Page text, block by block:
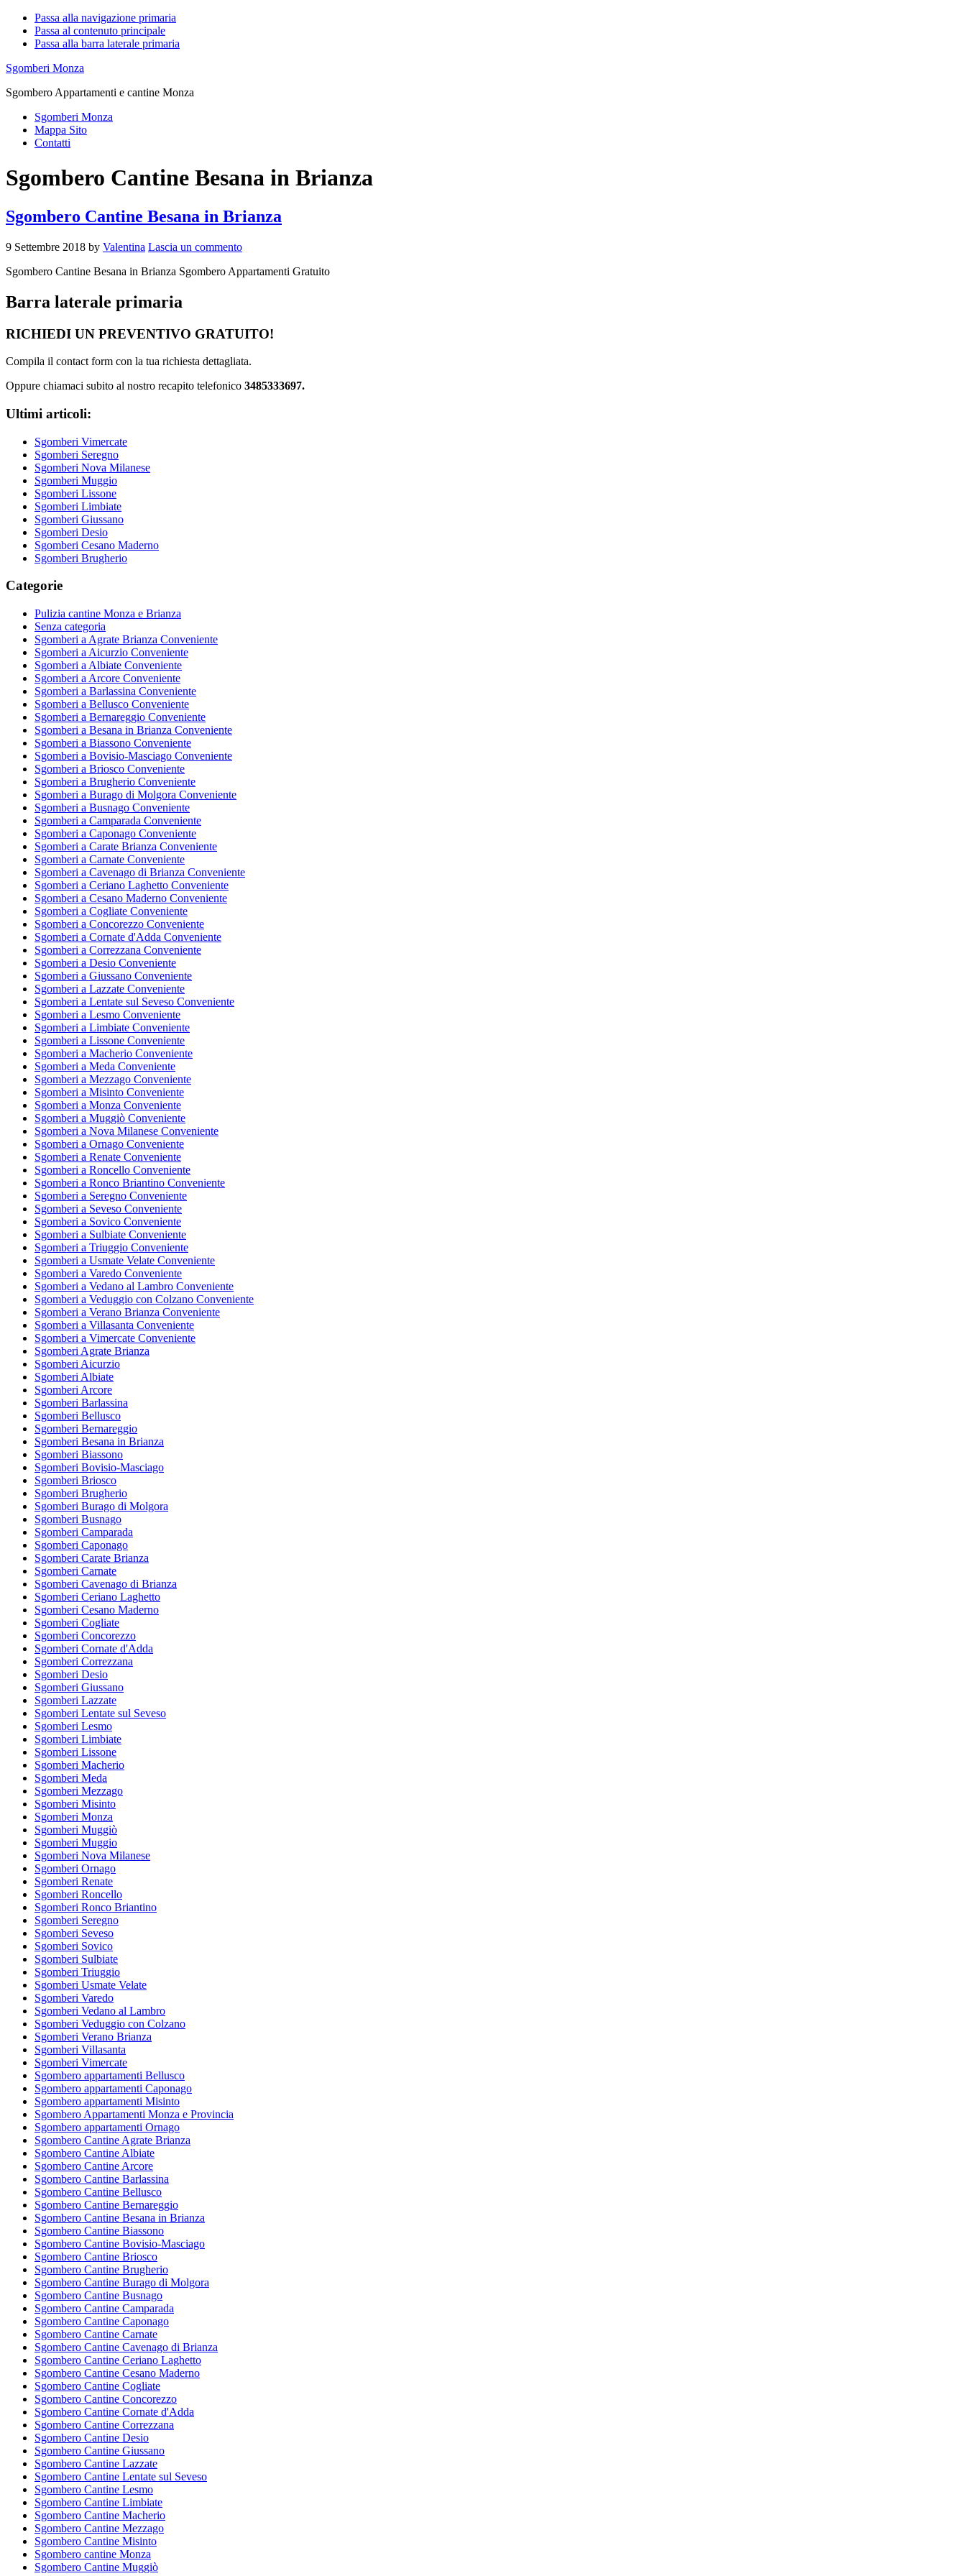
Passa alla navigazione primaria
Passa al contenuto principale
Passa alla barra laterale primaria
Sgomberi Monza
Sgombero Appartamenti e cantine Monza
Sgomberi Monza
Mappa Sito
Contatti
Sgombero Cantine Besana in Brianza
Sgombero Cantine Besana in Brianza
9 Settembre 2018 by Valentina Lascia un commento
Sgombero Cantine Besana in Brianza Sgombero Appartamenti Gratuito
Barra laterale primaria
RICHIEDI UN PREVENTIVO GRATUITO!
Compila il contact form con la tua richiesta dettagliata.
Oppure chiamaci subito al nostro recapito telefonico 3485333697.
Ultimi articoli:
Sgomberi Vimercate
Sgomberi Seregno
Sgomberi Nova Milanese
Sgomberi Muggio
Sgomberi Lissone
Sgomberi Limbiate
Sgomberi Giussano
Sgomberi Desio
Sgomberi Cesano Maderno
Sgomberi Brugherio
Categorie
Pulizia cantine Monza e Brianza
Senza categoria
Sgomberi a Agrate Brianza Conveniente
Sgomberi a Aicurzio Conveniente
Sgomberi a Albiate Conveniente
Sgomberi a Arcore Conveniente
Sgomberi a Barlassina Conveniente
Sgomberi a Bellusco Conveniente
Sgomberi a Bernareggio Conveniente
Sgomberi a Besana in Brianza Conveniente
Sgomberi a Biassono Conveniente
Sgomberi a Bovisio-Masciago Conveniente
Sgomberi a Briosco Conveniente
Sgomberi a Brugherio Conveniente
Sgomberi a Burago di Molgora Conveniente
Sgomberi a Busnago Conveniente
Sgomberi a Camparada Conveniente
Sgomberi a Caponago Conveniente
Sgomberi a Carate Brianza Conveniente
Sgomberi a Carnate Conveniente
Sgomberi a Cavenago di Brianza Conveniente
Sgomberi a Ceriano Laghetto Conveniente
Sgomberi a Cesano Maderno Conveniente
Sgomberi a Cogliate Conveniente
Sgomberi a Concorezzo Conveniente
Sgomberi a Cornate d'Adda Conveniente
Sgomberi a Correzzana Conveniente
Sgomberi a Desio Conveniente
Sgomberi a Giussano Conveniente
Sgomberi a Lazzate Conveniente
Sgomberi a Lentate sul Seveso Conveniente
Sgomberi a Lesmo Conveniente
Sgomberi a Limbiate Conveniente
Sgomberi a Lissone Conveniente
Sgomberi a Macherio Conveniente
Sgomberi a Meda Conveniente
Sgomberi a Mezzago Conveniente
Sgomberi a Misinto Conveniente
Sgomberi a Monza Conveniente
Sgomberi a Muggiò Conveniente
Sgomberi a Nova Milanese Conveniente
Sgomberi a Ornago Conveniente
Sgomberi a Renate Conveniente
Sgomberi a Roncello Conveniente
Sgomberi a Ronco Briantino Conveniente
Sgomberi a Seregno Conveniente
Sgomberi a Seveso Conveniente
Sgomberi a Sovico Conveniente
Sgomberi a Sulbiate Conveniente
Sgomberi a Triuggio Conveniente
Sgomberi a Usmate Velate Conveniente
Sgomberi a Varedo Conveniente
Sgomberi a Vedano al Lambro Conveniente
Sgomberi a Veduggio con Colzano Conveniente
Sgomberi a Verano Brianza Conveniente
Sgomberi a Villasanta Conveniente
Sgomberi a Vimercate Conveniente
Sgomberi Agrate Brianza
Sgomberi Aicurzio
Sgomberi Albiate
Sgomberi Arcore
Sgomberi Barlassina
Sgomberi Bellusco
Sgomberi Bernareggio
Sgomberi Besana in Brianza
Sgomberi Biassono
Sgomberi Bovisio-Masciago
Sgomberi Briosco
Sgomberi Brugherio
Sgomberi Burago di Molgora
Sgomberi Busnago
Sgomberi Camparada
Sgomberi Caponago
Sgomberi Carate Brianza
Sgomberi Carnate
Sgomberi Cavenago di Brianza
Sgomberi Ceriano Laghetto
Sgomberi Cesano Maderno
Sgomberi Cogliate
Sgomberi Concorezzo
Sgomberi Cornate d'Adda
Sgomberi Correzzana
Sgomberi Desio
Sgomberi Giussano
Sgomberi Lazzate
Sgomberi Lentate sul Seveso
Sgomberi Lesmo
Sgomberi Limbiate
Sgomberi Lissone
Sgomberi Macherio
Sgomberi Meda
Sgomberi Mezzago
Sgomberi Misinto
Sgomberi Monza
Sgomberi Muggiò
Sgomberi Muggio
Sgomberi Nova Milanese
Sgomberi Ornago
Sgomberi Renate
Sgomberi Roncello
Sgomberi Ronco Briantino
Sgomberi Seregno
Sgomberi Seveso
Sgomberi Sovico
Sgomberi Sulbiate
Sgomberi Triuggio
Sgomberi Usmate Velate
Sgomberi Varedo
Sgomberi Vedano al Lambro
Sgomberi Veduggio con Colzano
Sgomberi Verano Brianza
Sgomberi Villasanta
Sgomberi Vimercate
Sgombero appartamenti Bellusco
Sgombero appartamenti Caponago
Sgombero appartamenti Misinto
Sgombero Appartamenti Monza e Provincia
Sgombero appartamenti Ornago
Sgombero Cantine Agrate Brianza
Sgombero Cantine Albiate
Sgombero Cantine Arcore
Sgombero Cantine Barlassina
Sgombero Cantine Bellusco
Sgombero Cantine Bernareggio
Sgombero Cantine Besana in Brianza
Sgombero Cantine Biassono
Sgombero Cantine Bovisio-Masciago
Sgombero Cantine Briosco
Sgombero Cantine Brugherio
Sgombero Cantine Burago di Molgora
Sgombero Cantine Busnago
Sgombero Cantine Camparada
Sgombero Cantine Caponago
Sgombero Cantine Carnate
Sgombero Cantine Cavenago di Brianza
Sgombero Cantine Ceriano Laghetto
Sgombero Cantine Cesano Maderno
Sgombero Cantine Cogliate
Sgombero Cantine Concorezzo
Sgombero Cantine Cornate d'Adda
Sgombero Cantine Correzzana
Sgombero Cantine Desio
Sgombero Cantine Giussano
Sgombero Cantine Lazzate
Sgombero Cantine Lentate sul Seveso
Sgombero Cantine Lesmo
Sgombero Cantine Limbiate
Sgombero Cantine Macherio
Sgombero Cantine Mezzago
Sgombero Cantine Misinto
Sgombero cantine Monza
Sgombero Cantine Muggiò